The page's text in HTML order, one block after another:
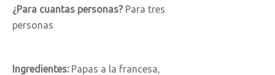
¿Para cuantas personas? Para tres
personas
Ingredientes:Papas a la francesa,